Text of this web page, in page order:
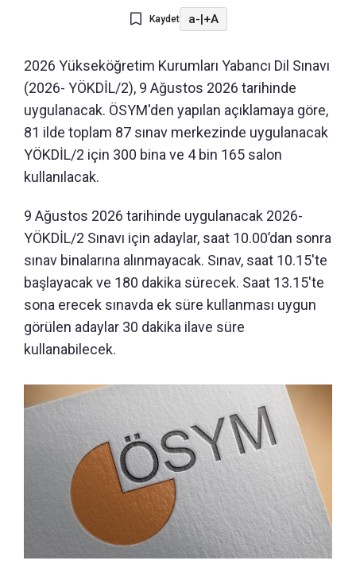
Kaydet a-|+A
2026 Yükseköğretim Kurumları Yabancı Dil Sınavı
(2026- YÖKDİL/2), 9 Ağustos 2026 tarihinde
uygulanacak. ÖSYM'den yapılan açıklamaya göre,
81 ilde toplam 87 sınav merkezinde uygulanacak
YÖKDİL/2 için 300 bina ve 4 bin 165 salon
kullanılacak.
9 Ağustos 2026 tarihinde uygulanacak 2026-
YÖKDİL/2 Sınavı için adaylar, saat 10.00’dan sonra
sınav binalarına alınmayacak. Sınav, saat 10.15'te
başlayacak ve 180 dakika sürecek. Saat 13.15'te
sona erecek sınavda ek süre kullanması uygun
görülen adaylar 30 dakika ilave süre
kullanabilecek.